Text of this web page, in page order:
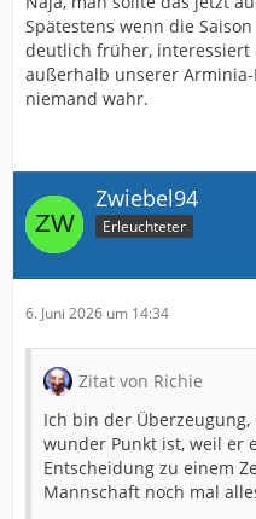
Spätestens wenn die
deutlich früher, interessiert
außerhalb unserer
niemand wahr.
Zwiebel94
Erleuchteter
6. Juni 2026 um 14:34
Zitat von Richie
Ich bin der
wunder Punkt ist, weil er
Entscheidung zu einem
Mannschaft noch mal